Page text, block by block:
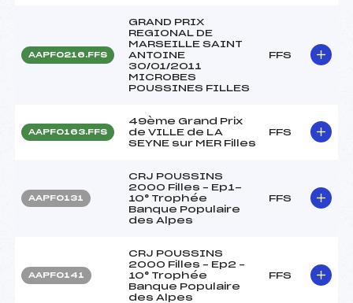
AAPF0216.FFS
GRAND PRIX
REGIONAL DE
MARSEILLE SAINT
ANTOINE
30/01/2011
MICROBES
POUSSINES FILLES
FFS
AAPF0163.FFS
49ème Grand Prix
de VILLE de LA
SEYNE sur MER Filles
FFS
AAPF0131
CRJ POUSSINS
2000 Filles – Ep1-
10° Trophée
Banque Populaire
des Alpes
FFS
AAPF0141
CRJ POUSSINS
2000 Filles – Ep2 –
10° Trophée
Banque Populaire
des Alpes
FFS